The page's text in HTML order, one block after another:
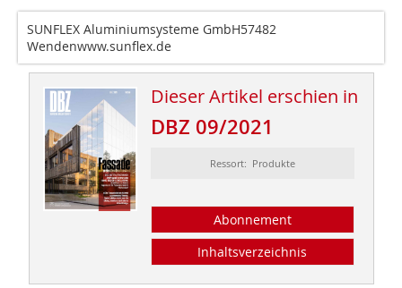
SUNFLEX Aluminiumsys­teme GmbH57482
Wendenwww.sunflex.de
Dieser Artikel erschien in
DBZ 09/2021
Ressort: Produkte
Abonnement
Inhaltsverzeichnis